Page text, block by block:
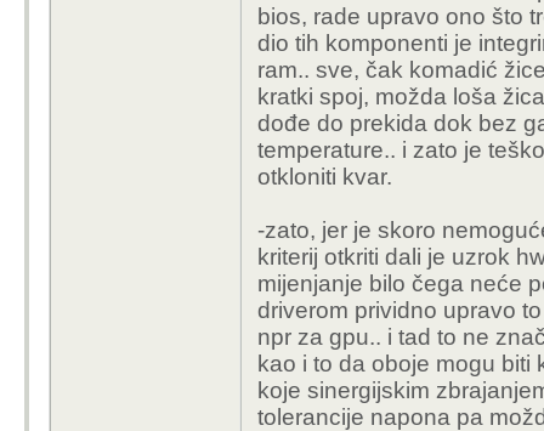
bios, rade upravo ono što
dio tih komponenti je
ram.. sve, čak komadić
kratki spoj, možda loša
dođe do prekida dok bez
temperature.. i zato je
otkloniti kvar.
-zato, jer je skoro
kriterij otkriti dali je uzrok
mijenjanje bilo čega neće
driverom prividno upravo
npr za gpu.. i tad to ne
kao i to da oboje mogu
koje sinergijskim
tolerancije napona pa